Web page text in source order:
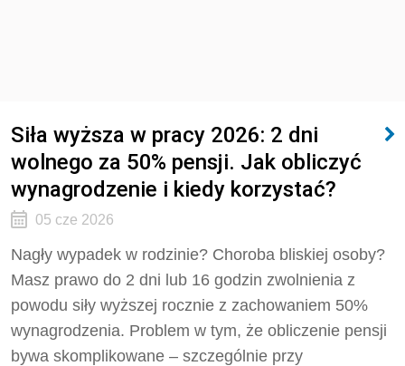
Siła wyższa w pracy 2026: 2 dni
wolnego za 50% pensji. Jak obliczyć
wynagrodzenie i kiedy korzystać?
05 cze 2026
Nagły wypadek w rodzinie? Choroba bliskiej osoby?
Masz prawo do 2 dni lub 16 godzin zwolnienia z
powodu siły wyższej rocznie z zachowaniem 50%
wynagrodzenia. Problem w tym, że obliczenie pensji
bywa skomplikowane – szczególnie przy